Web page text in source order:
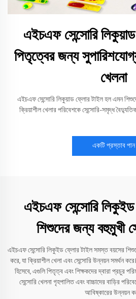
এইচএফ সেন্সোরি
পিতৃত্বের জন্য
খেলনা
এইচএফ সেন্সোরি লিকুয়াড ফ্লোর টাইল হল এমন
ক্রিয়াশীল খেলার পরিবেশকে সেন্সোরি-সমৃদ্ধ
একটি প্রস্তাব পান
এইচএফ সেন্সোরি
শিশুদের জন্য বহুমুখী
এইচএফ সেন্সোরি লিকুইড ফ্লোর টাইল সমস্ত বয়সের
করে, যা ক্রিয়াশীল খেলা এবং সেন্সোরি উন্নয়ন সমর্থন
হিসেবে, এগুলি পিতৃত্ব এবং শিক্ষকদের দ্বারা প্রচুর
সেন্সোরি খেলনা গৃহপালিত এবং বাচ্চাদের বাড়ির
আবিষ্কারের উন্নয়ন